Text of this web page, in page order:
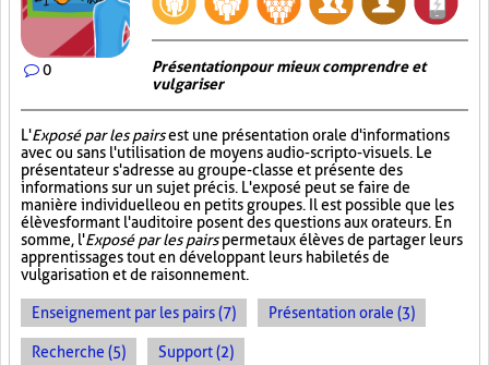
0
Présentation pour mieux comprendre et
vulgariser
L'Exposé par les pairsest une présentation orale d'informations
avec ou sans l'utilisation de moyens audio-scripto-visuels. Le
présentateur s'adresse au groupe-classe et présente des
informations sur un sujet précis. L'exposé peut se faire de
manière individuelle ou en petits groupes. Il est possible que les
élèves formant l'auditoire posent des questions aux orateurs. En
somme, l'Exposé par les pairspermet aux élèves de partager leurs
apprentissages tout en développant leurs habiletés de
vulgarisation et de raisonnement.
Enseignement par les pairs (7) Présentation orale (3)
Recherche (5) Support (2)